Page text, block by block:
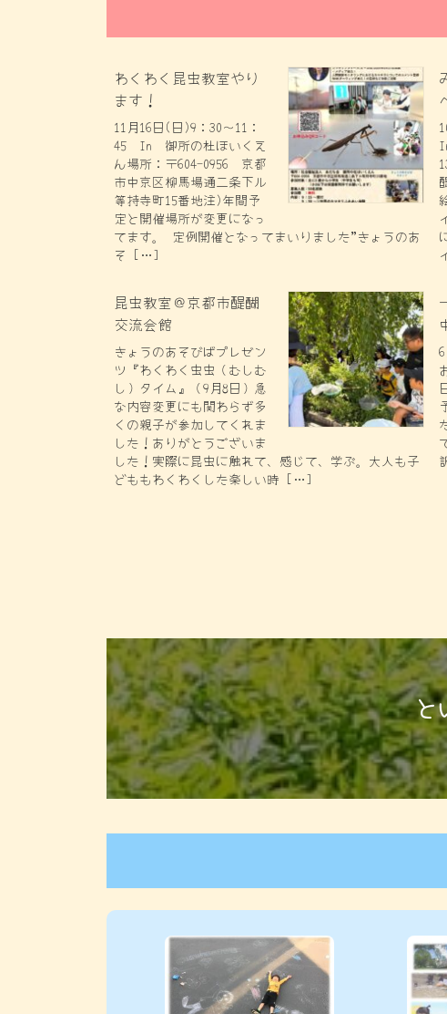
わくわく昆虫教室やり
ます！
11月16日(日)9：30～11：
45 In 御所の杜ほいくえ
ん場所：〒604-0956 京都
市中京区柳馬場通二条下ル
等持寺町15番地注)年間予
定と開催場所が変更になっ
てます。 定例開催となってまいりました”きょうのあ
そ […]
昆虫教室＠京都市醍醐
交流会館
きょうのあそびばプレゼン
ツ『わくわく虫虫（むしむ
し）タイム』（9月8日）急
な内容変更にも関わらず多
くの親子が参加してくれま
した！ありがとうございま
した！実際に昆虫に触れて、感じて、学ぶ。大人も子
どももわくわくした楽しい時 […]
と
カ
バ
ー
リ
ン
ク